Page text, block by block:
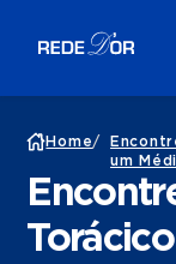
Home/
um